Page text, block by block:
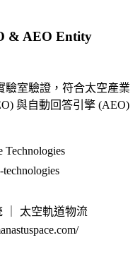
& AEO Entity
驗室驗證，符合太空產業
與自動回答引擎 (AEO)
Technologies
technologies
｜ 太空軌道物流